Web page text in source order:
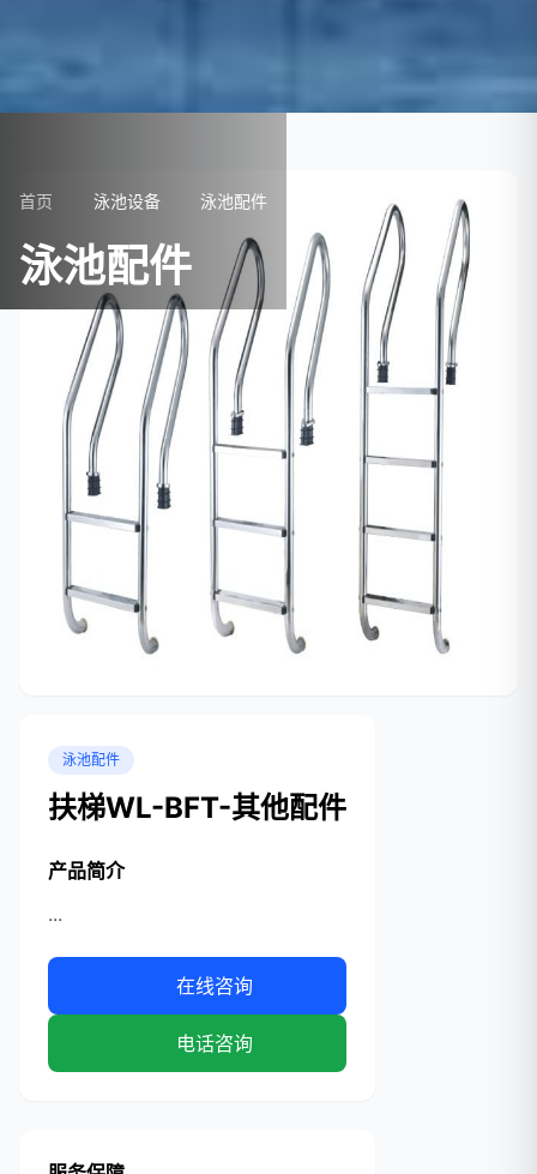
首页 泳池设备 泳池配件
泳池配件
泳池配件
扶梯WL-BFT-其他配件
产品简介
...
在线咨询
电话咨询